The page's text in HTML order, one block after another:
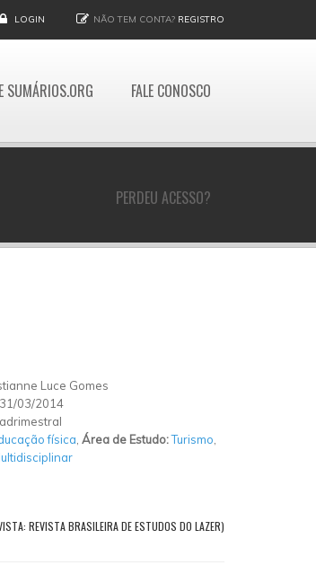
LOGIN NÃO TEM CONTA? REGISTRO
SUMÁRIOS.ORG FALE CONOSCO
PERDEU ACESSO?
Luce Gomes
31/03/2014
física Área de Estudo:Turismo
REVISTA BRASILEIRA DE ESTUDOS DO LAZER)